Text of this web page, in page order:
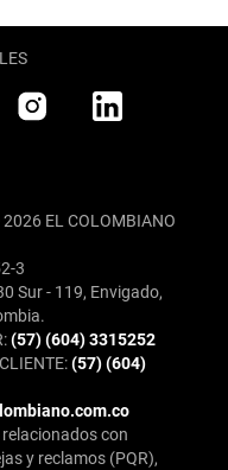
EL COLOMBIANO
3
Sur - 119, Envigado,
(57) (604) 3315252
(57) (604)
con
y reclamos (PQR),